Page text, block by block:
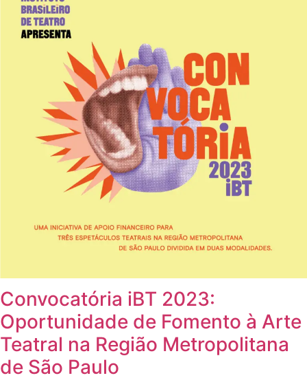
Convocatória iBT 2023:
Oportunidade de Fomento à Arte
Teatral na Região Metropolitana
de São Paulo